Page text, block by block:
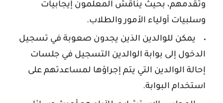
وتقدمهم، بحيث يناقش المعلمون إيجابيات
وسلبيات أولياء الأمور والطلاب.
يمكن للوالدين الذين يجدون صعوبة في تسجيل
الدخول إلى بوابة الوالدين التسجيل في جلسات
إحالة الوالدين التي يتم إجراؤها لمساعدتهم على
استخدام البوابة.